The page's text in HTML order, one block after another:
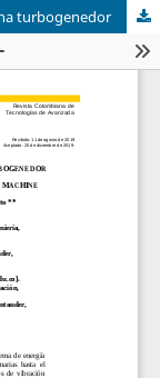
turbogenedor